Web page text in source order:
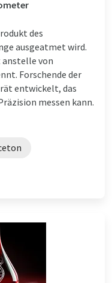
des
ausgeatmet wird.
von
Forschende der
entwickelt, das
messen kann.